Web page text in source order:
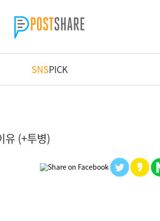
SNSPICK
유 (+투병)